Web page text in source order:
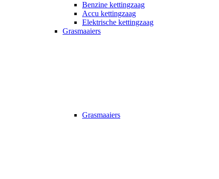
Benzine kettingzaag
Accu kettingzaag
Elektrische kettingzaag
Grasmaaiers
Grasmaaiers